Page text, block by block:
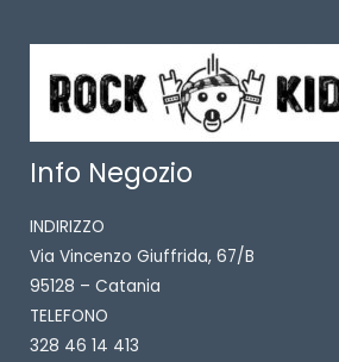
Info Negozio
INDIRIZZO
Via Vincenzo Giuffrida, 67/B
95128 – Catania
TELEFONO
328 46 14 413